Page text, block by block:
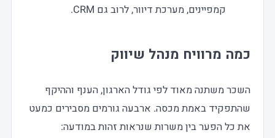
קמפיינים, מערכת דיוור, לרוב גם CRM.
כמה מרוויח מנהל שיווק
השכר משתנה מאוד לפי גודל הארגון, הענף וההיקף
שהתפקיד באמת מכסה. ארבעה גורמים מסבירים כמעט
את כל הפער בין משרות שנראות זהות במודעה: